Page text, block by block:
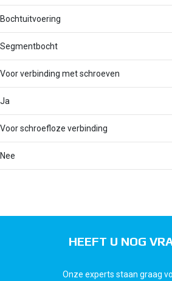
Bochtuitvoering
Segmentbocht
Voor verbinding met schroeven
Ja
Voor schroefloze verbinding
Nee
HEEFT U NOG
Onze experts staan graag